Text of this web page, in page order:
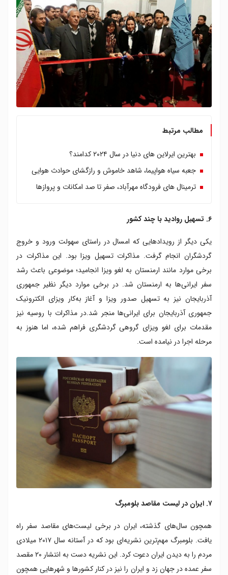
مطالب مرتبط
بهترین ایرلاین های دنیا در سال ۲۰۲۴ کدامند؟
جعبه سیاه هواپیما، شاهد خاموش و رازگشای حوادث هوایی
ترمینال های فرودگاه مهرآباد، صفر تا صد امکانات و پروازها
۶. تسهیل روادید با چند کشور
یکی دیگر از رویدادهایی که امسال در راستای سهولت ورود و خروج
گردشگران انجام گرفت. مذاکرات تسهیل ویزا بود. این مذاکرات در
برخی موارد مانند ارمنستان به لغو ویزا انجامید؛ موضوعی باعث رشد
سفر ایرانی‌ها به ارمنستان شد. در برخی موارد دیگر نظیر جمهوری
آذربایجان نیز به تسهیل صدور ویزا و آغاز به‌کار ویزای الکترونیک
جمهوری آذربایجان برای ایرانی‌ها منجر شد.در مذاکرات با روسیه نیز
مقدمات برای لغو ویزای گروهی گردشگری فراهم شده، اما هنوز به
مرحله اجرا در نیامده است.
۷. ایران در لیست مقاصد بلومبرگ
همچون سال‌های گذشته، ایران در برخی لیست‌های مقاصد سفر راه
یافت. بلومبرگ مهم‌ترین نشریه‌ای بود که در آستانه سال ۲۰۱۷ میلادی
مردم را به دیدن ایران دعوت کرد. این نشریه دست به انتشار ۲۰ مقصد
سفر عمده در جهان زد و ایران را نیز در کنار کشورها و شهرهایی همچون